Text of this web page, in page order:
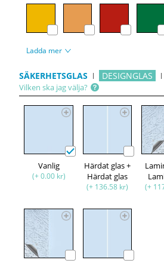
Ladda mer
SÄKERHETSGLAS DESIGNGLAS
Vilken ska jag välja?
Vanlig
(+ 0.00 kr)
Härdat glas +
Härdat glas
(+ 136.58 kr) (+